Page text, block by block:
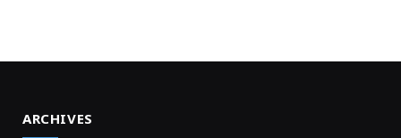
ARCHIVES